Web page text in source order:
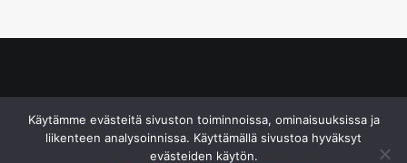
Käytämme evästeitä sivuston toiminnoissa, ominaisuuksissa ja
liikenteen analysoinnissa. Käyttämällä sivustoa hyväksyt
evästeiden käytön.